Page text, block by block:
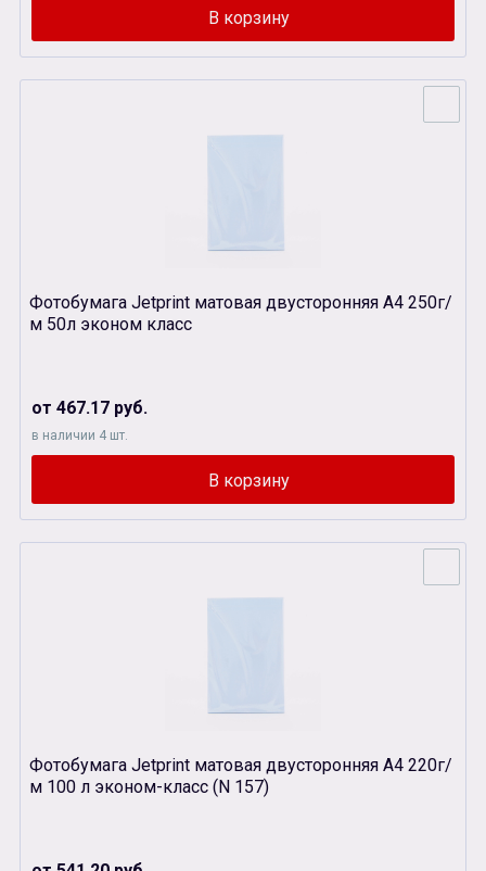
Фотобумага Jetprint матовая двусторонняя А4 250г/
м 50л эконом класс
от 467.17 руб.
в наличии 4 шт.
Фотобумага Jetprint матовая двусторонняя А4 220г/
м 100 л эконом-класс (N 157)